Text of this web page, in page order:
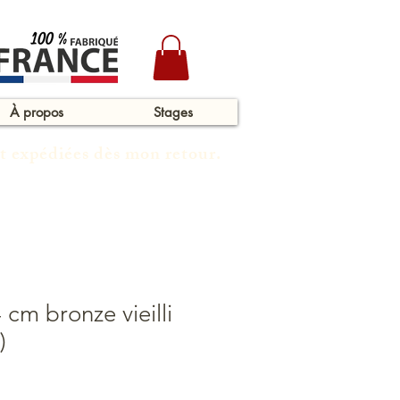
À propos Stages
dès mon retour.
cm bronze vieilli